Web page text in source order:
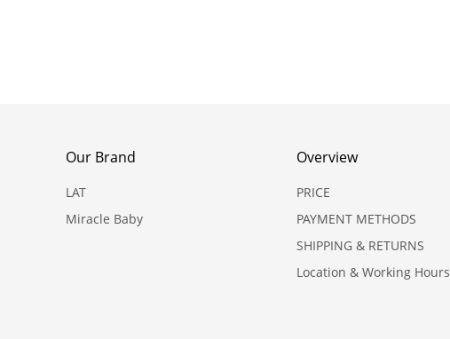
Our Brand
LAT
Miracle Baby
Overview
PRICE
PAYMENT METHODS
SHIPPING & RETURNS
Location & Working Hours